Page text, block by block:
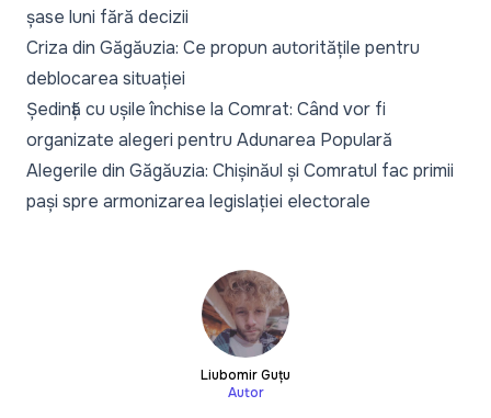
șase luni fără decizii
Criza din Găgăuzia: Ce propun autoritățile pentru
deblocarea situației
Ședință cu ușile închise la Comrat: Când vor fi
organizate alegeri pentru Adunarea Populară
Alegerile din Găgăuzia: Chișinăul și Comratul fac primii
pași spre armonizarea legislației electorale
Liubomir Guțu
Autor